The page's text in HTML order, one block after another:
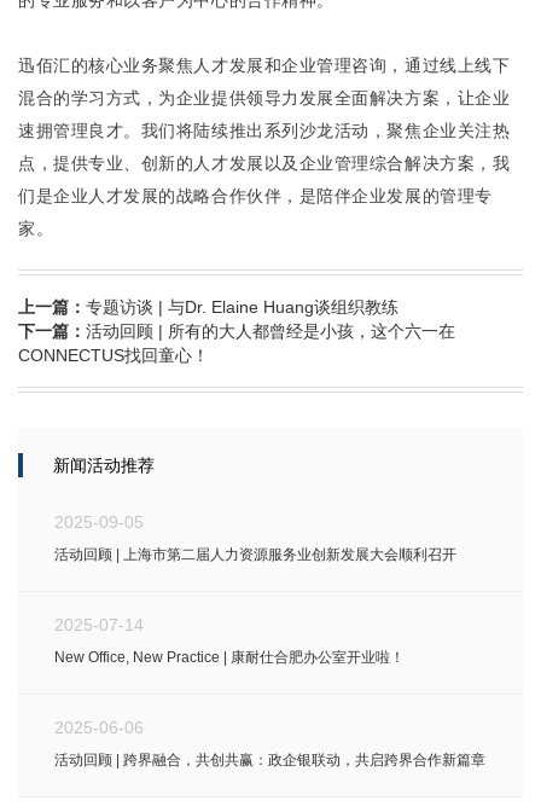
迅佰汇的核心业务聚焦人才发展和企业管理咨询，通过线上线下
混合的学习方式，为企业提供领导力发展全面解决方案，让企业
速拥管理良才。我们将陆续推出系列沙龙活动，聚焦企业关注热
点，提供专业、创新的人才发展以及企业管理综合解决方案，我
们是企业人才发展的战略合作伙伴，是陪伴企业发展的管理专
家。
上一篇： 专题访谈 | 与Dr. Elaine Huang谈组织教练
下一篇： 活动回顾 | 所有的大人都曾经是小孩，这个六一在
CONNECTUS找回童心！
新闻活动推荐
2025-09-05
活动回顾 | 上海市第二届人力资源服务业创新发展大会顺利召开
2025-07-14
New Office, New Practice | 康耐仕合肥办公室开业啦！
2025-06-06
活动回顾 | 跨界融合，共创共赢：政企银联动，共启跨界合作新篇章